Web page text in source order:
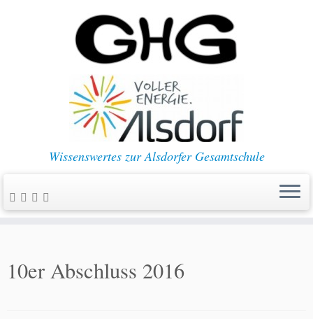
Wissenswertes zur Alsdorfer Gesamtschule
10er Abschluss 2016